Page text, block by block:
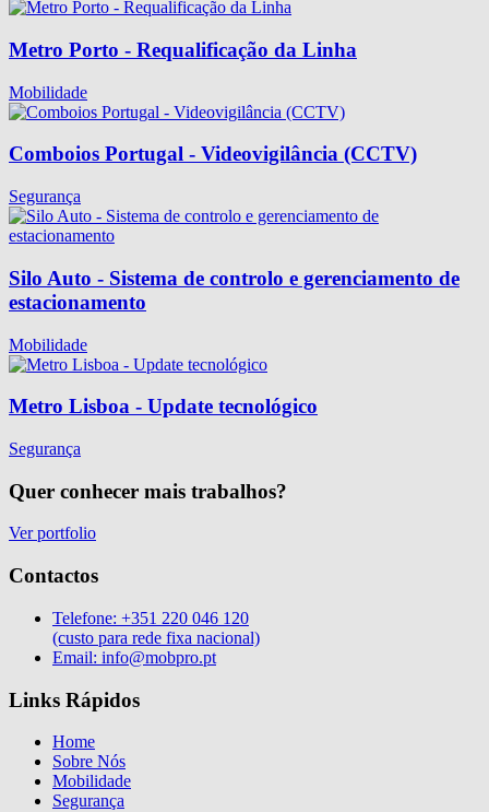
Metro Porto - Requalificação da Linha
Mobilidade
Comboios Portugal - Videovigilância (CCTV)
Segurança
Silo Auto - Sistema de controlo e gerenciamento de
estacionamento
Mobilidade
Metro Lisboa - Update tecnológico
Segurança
Quer conhecer mais trabalhos?
Ver portfolio
Contactos
Telefone: +351 220 046 120
(custo para rede fixa nacional)
Email: info@mobpro.pt
Links Rápidos
Home
Sobre Nós
Mobilidade
Segurança